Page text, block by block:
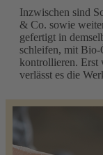
Inzwischen sind
& Co. sowie
gefertigt in
schleifen, mit Bio-
kontrollieren. Erst
verlässt es die